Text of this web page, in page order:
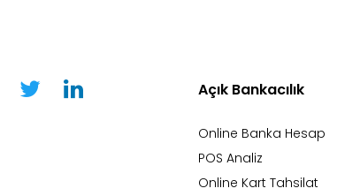
Açık Bankacılık
Online Banka Hesap
POS Analiz
Online Kart Tahsilat